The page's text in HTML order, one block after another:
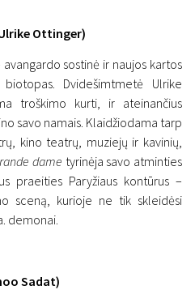
Ottinger)
sostinė ir naujos kartos
Dvidešimtmetė Ulrike
troškimo kurti, ir ateinančius
savo namais. Klaidžiodama tarp
kino teatrų, muziejų ir kavinių,
dame tyrinėja savo atminties
praeities Paryžiaus kontūrus –
sceną, kurioje ne tik skleidėsi
demonai.
Sadat)